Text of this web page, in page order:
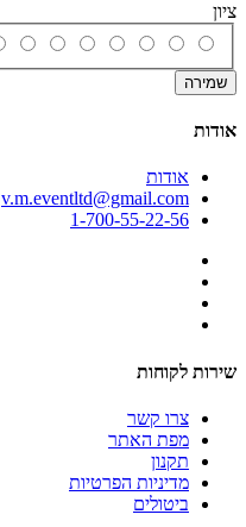
ציון
שמירה
אודות
אודות
v.m.eventltd@gmail.com
1-700-55-22-56
שירות לקוחות
צרו קשר
מפת האתר
תקנון
מדיניות הפרטיות
ביטולים